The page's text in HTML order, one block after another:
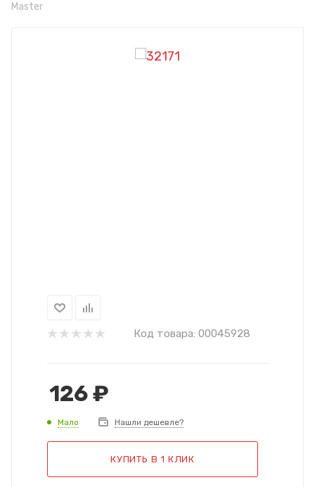
Master
Код товара: 00045928
126₽
Мало Нашли дешевле?
КУПИТЬ В 1 КЛИК